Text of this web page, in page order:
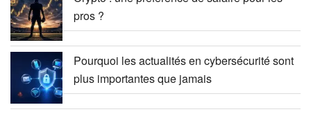
pros ?
Pourquoi les actualités en cybersécurité sont
plus importantes que jamais